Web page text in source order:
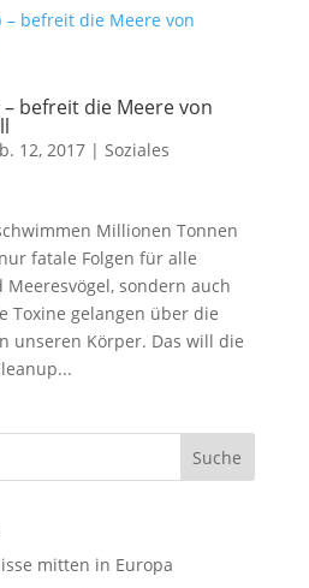
befreit die Meere von
12, 2017| Soziales
Millionen Tonnen
fatale Folgen für alle
sondern auch
Toxine gelangen über die
unseren Körper. Das will die
mitten in Europa